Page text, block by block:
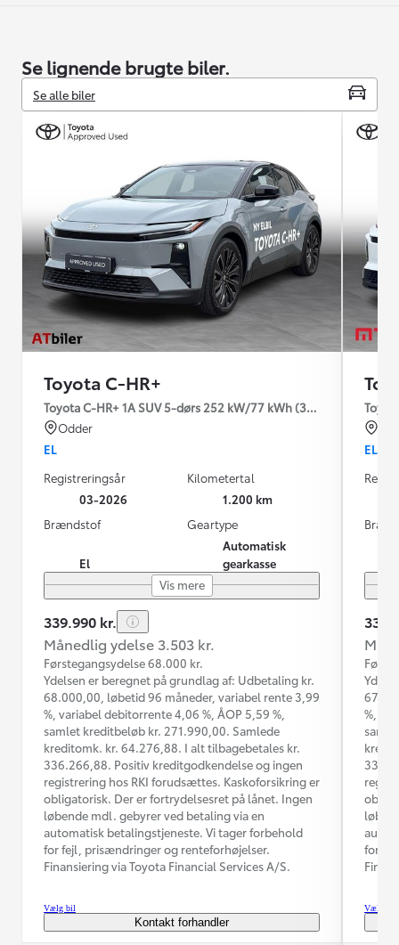
Se lignende brugte biler.
Se alle biler
Toyota C-HR+
Toyota C-HR+ 1A SUV 5-dørs 252 kW/77 kWh (343 hk) aut. gear
Odder
EL
Registreringsår
03-2026
Kilometertal
1.200 km
Brændstof
El
Geartype
Automatisk
gearkasse
Vis mere
339.990 kr.
Månedlig ydelse 3.503 kr.
Førstegangsydelse 68.000 kr.
Ydelsen er beregnet på grundlag af: Udbetaling kr.
68.000,00, løbetid 96 måneder, variabel rente 3,99
%, variabel debitorrente 4,06 %, ÅOP 5,59 %,
samlet kreditbeløb kr. 271.990,00. Samlede
kreditomk. kr. 64.276,88. I alt tilbagebetales kr.
336.266,88. Positiv kreditgodkendelse og ingen
registrering hos RKI forudsættes. Kaskoforsikring er
obligatorisk. Der er fortrydelsesret på lånet. Ingen
løbende mdl. gebyrer ved betaling via en
automatisk betalingstjeneste. Vi tager forbehold
for fejl, prisændringer og renteforhøjelser.
Finansiering via Toyota Financial Services A/S.
Vælg bil
Kontakt forhandler
EL
%,
for
Vælg bil